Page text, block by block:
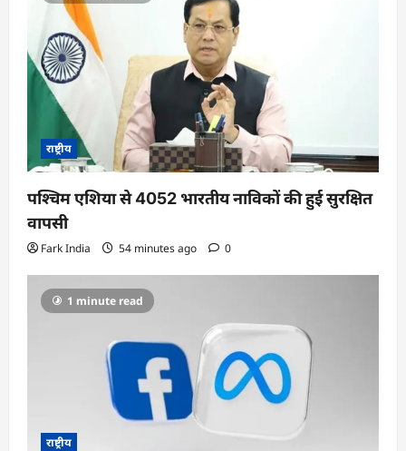
राष्ट्रीय
पश्चिम एशिया से 4052 भारतीय नाविकों की हुई सुरक्षित
वापसी
Fark India 54 minutes ago 0
1 minute read
राष्ट्रीय